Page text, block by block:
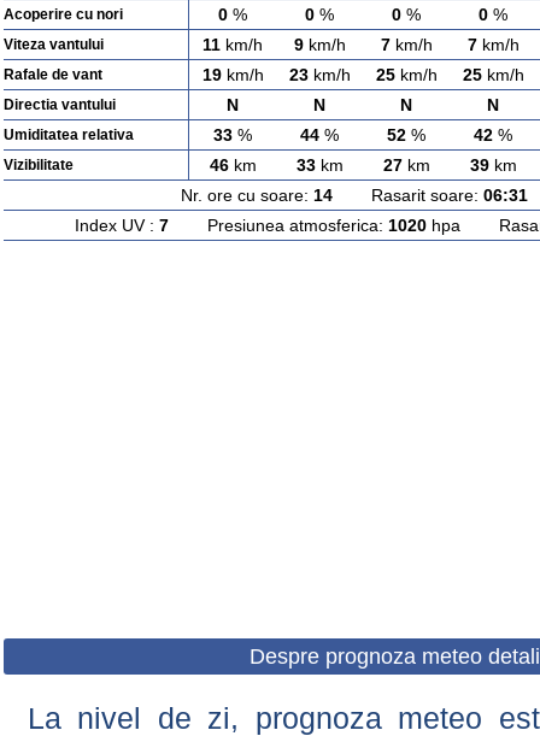
Acoperire cu nori 0 % 0 % 0 % 0 %
Viteza vantului 11 km/h 9km/h 7km/h 7km/h
Rafale de vant 19km/h 23km/h 25km/h 25km/h
Directia vantului N N N N
Umiditatea relativa 33 % 44 % 52 % 42 %
Vizibilitate 46km 33km 27km 39km
Nr. ore cu soare: 14Rasarit soare: 06:31
Index UV : 7Presiunea atmosferica: 1020hpa
Despre prognoza meteo
La nivel de zi, prognoza meteo